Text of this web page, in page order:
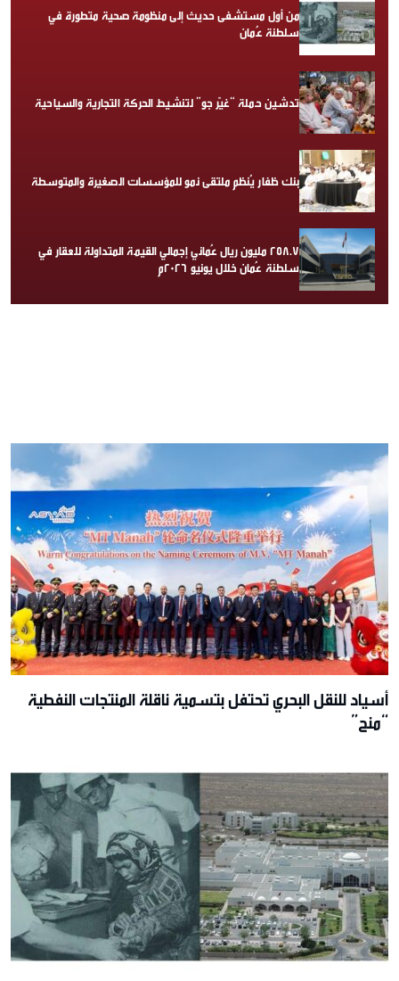
من أول مستشفى حديث إلى منظومة صحية متطورة في
سلطنة عُمان
تدشين حملة “غيّر جو” لتنشيط الحركة التجارية والسياحية
بنك ظفار يُنظم ملتقى نمو للمؤسسات الصغيرة والمتوسطة
258.7 مليون ريال عُماني إجمالي القيمة المتداولة للعقار في
سلطنة عُمان خلال يونيو 2026م
أسياد للنقل البحري تحتفل بتسمية ناقلة المنتجات النفطية
“منح”